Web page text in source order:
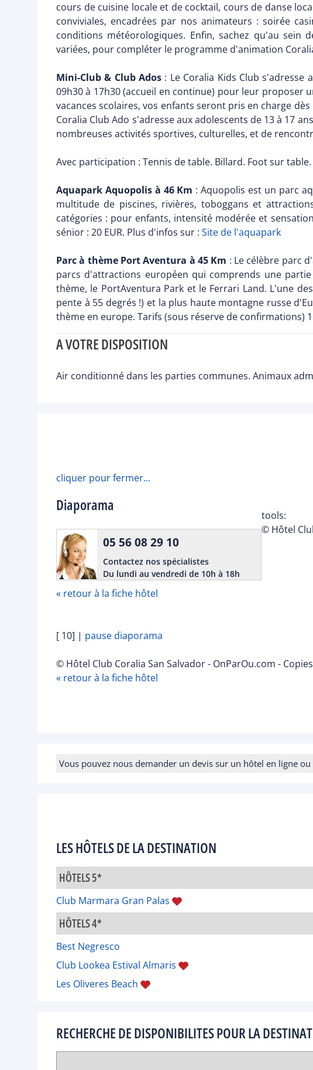
cours de cuisine locale et de cocktail, cours de danse
conviviales, encadrées par nos animateurs : soirée
conditions météorologiques. Enfin, sachez qu'au
variées, pour compléter le programme d'animation
Mini-Club & Club Ados : Le Coralia Kids Club
09h30 à 17h30 (accueil en continue) pour leur
vacances scolaires, vos enfants seront pris en charge
Coralia Club Ado s'adresse aux adolescents de 13 à 17
nombreuses activités sportives, culturelles, et de
Avec participation : Tennis de table. Billard. Foot sur table.
Aquapark Aquopolis à 46 Km : Aquopolis est un parc
multitude de piscines, rivières, toboggans et
catégories : pour enfants, intensité modérée et
sénior : 20 EUR. Plus d'infos sur : Site de l'aquapark
Parc à thème Port Aventura à 45 Km : Le célèbre parc
parcs d'attractions européen qui comprends une
thème, le PortAventura Park et le Ferrari Land. L'une
pente à 55 degrés !) et la plus haute montagne russe
thème en europe. Tarifs (sous réserve de confirmations)
A VOTRE DISPOSITION
Air conditionné dans les parties communes. Animaux
cliquer pour fermer...
Diaporama
05 56 08 29 10
Contactez nos spécialistes
Du lundi au vendredi de 10h à 18h
tools:
© Hôtel
« retour à la fiche hôtel
[ 10] | pause diaporama
© Hôtel Club Coralia San Salvador - OnParOu.com -
« retour à la fiche hôtel
Vous pouvez nous demander un devis sur un hôtel en ligne ou
LES HÔTELS DE LA DESTINATION
HÔTELS 5*
Club Marmara Gran Palas
HÔTELS 4*
Best Negresco
Club Lookea Estival Almaris
Les Oliveres Beach
RECHERCHE DE DISPONIBILITES POUR LA